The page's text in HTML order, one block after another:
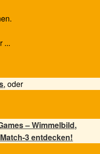
...
, oder
– Wimmelbild,
3 entdecken!